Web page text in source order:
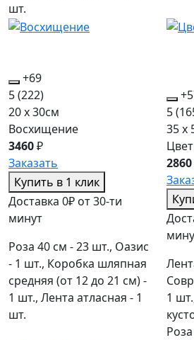
шт.
+69
5(222)
20 x 30см
Восхищение
3460₽
Заказать
Купить в 1 клик
Доставка 0₽ от 30-ти
минут
Роза 40 см - 23 шт., Оазис
- 1 шт., Коробка шляпная
средняя (от 12 до 21 см) -
1 шт., Лента атласная - 1
шт.
5
35 x
2860
1